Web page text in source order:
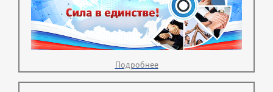
Подробнее